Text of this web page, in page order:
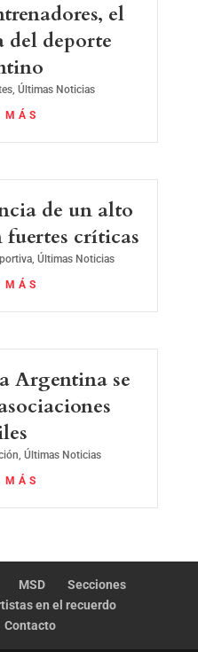
el
del deporte
, Últimas Noticias
MÁS
de un alto
críticas
,Últimas Noticias
MÁS
Argentina se
, Últimas Noticias
MÁS
MSD
Secciones
en el recuerdo
Contacto